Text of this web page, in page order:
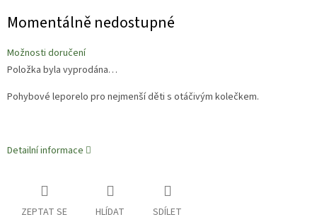
cena:
Momentálně nedostupné
Možnosti doručení
Položka byla vyprodána…
Pohybové leporelo pro nejmenší děti s otáčivým kolečkem.
Detailní informace
ZEPTAT SE HLÍDAT SDÍLET